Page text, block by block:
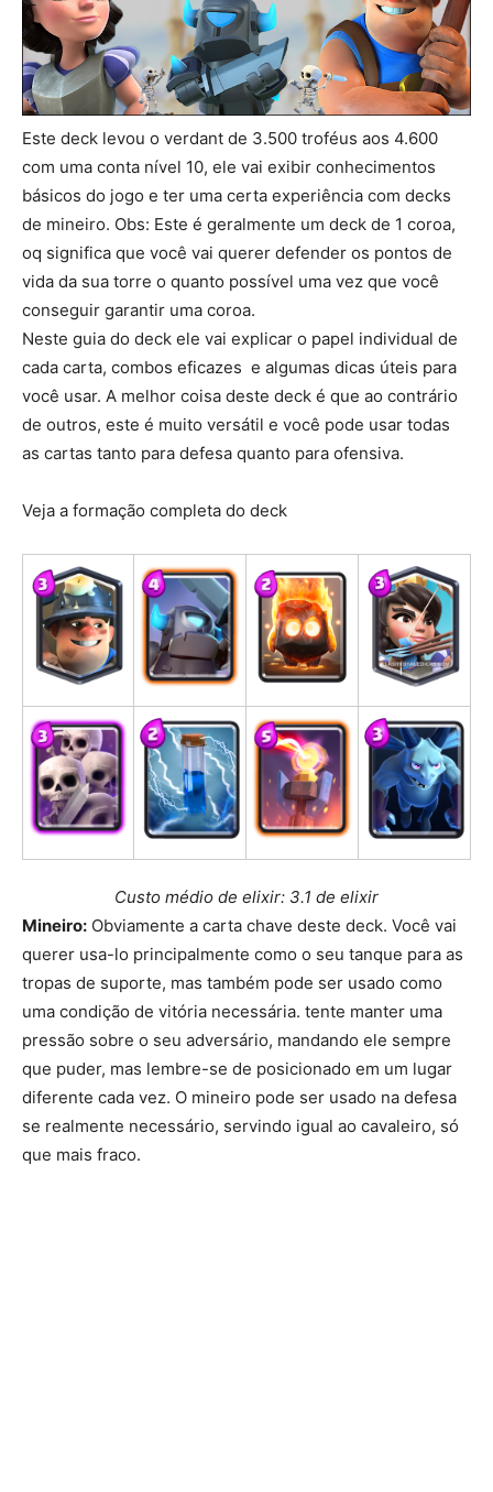
Este deck levou o verdant de 3.500 troféus aos 4.600
com uma conta nível 10, ele vai exibir conhecimentos
básicos do jogo e ter uma certa experiência com decks
de mineiro. Obs: Este é geralmente um deck de 1 coroa,
oq significa que você vai querer defender os pontos de
vida da sua torre o quanto possível uma vez que você
conseguir garantir uma coroa.
Neste guia do deck ele vai explicar o papel individual de
cada carta, combos eficazes e algumas dicas úteis para
você usar. A melhor coisa deste deck é que ao contrário
de outros, este é muito versátil e você pode usar todas
as cartas tanto para defesa quanto para ofensiva.
Veja a formação completa do deck
Custo médio de elixir: 3.1 de elixir
Mineiro: Obviamente a carta chave deste deck. Você vai
querer usa-lo principalmente como o seu tanque para as
tropas de suporte, mas também pode ser usado como
uma condição de vitória necessária. tente manter uma
pressão sobre o seu adversário, mandando ele sempre
que puder, mas lembre-se de posicionado em um lugar
diferente cada vez. O mineiro pode ser usado na defesa
se realmente necessário, servindo igual ao cavaleiro, só
que mais fraco.